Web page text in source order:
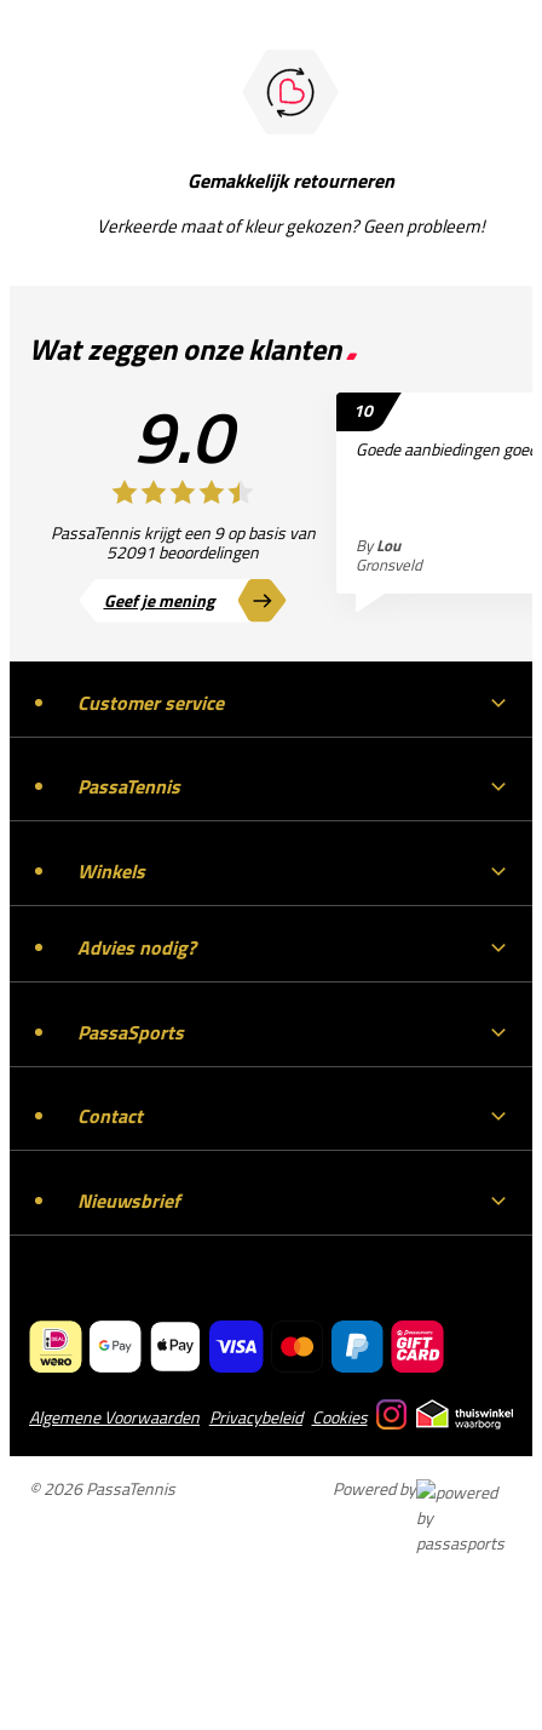
Gemakkelijk retourneren
Verkeerde maat of kleur gekozen? Geen probleem!
Wat zeggen onze klanten
9.0
PassaTennis krijgt een 9 op basis van
52091 beoordelingen
Geef je mening
10
Goede aanbiedingen
ByLou
Gronsveld
Customer service
PassaTennis
Winkels
Advies nodig?
PassaSports
Contact
Nieuwsbrief
Algemene Voorwaarden Privacybeleid Cookies
© 2026 PassaTennis Powered by